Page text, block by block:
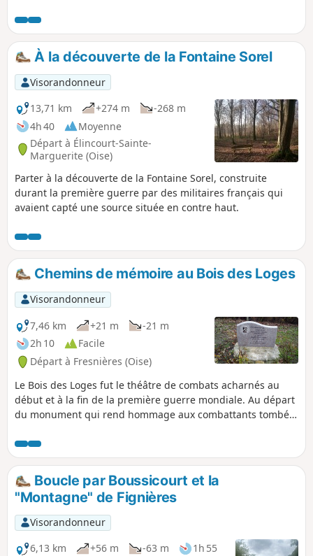
À la découverte de la Fontaine Sorel
Visorandonneur
13,71 km
+274 m
-268 m
4h 40
Moyenne
Départ à Élincourt-Sainte-
Marguerite (Oise)
Parter à la découverte de la Fontaine Sorel, construite
durant la première guerre par des militaires français qui
avaient capté une source située en contre haut.
Chemins de mémoire au Bois des Loges
Visorandonneur
7,46 km
+21 m
-21 m
2h 10
Facile
Départ à Fresnières (Oise)
Le Bois des Loges fut le théâtre de combats acharnés au
début et à la fin de la première guerre mondiale. Au départ
du monument qui rend hommage aux combattants tombés
soldat qui y fut fusillé pour l'exemple, cette randonnée
principalement à travers champs retrace l'histoire
douloureuse de ces lieux.
Boucle par Boussicourt et la
"Montagne" de Fignières
Visorandonneur
6,13 km
+56 m -63 m
1h 55